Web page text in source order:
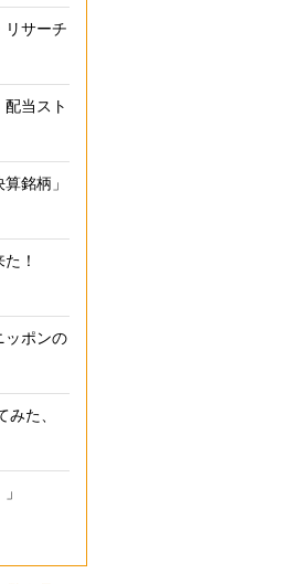
リサーチ
配当スト
銘柄」
！
ッポンの
た、